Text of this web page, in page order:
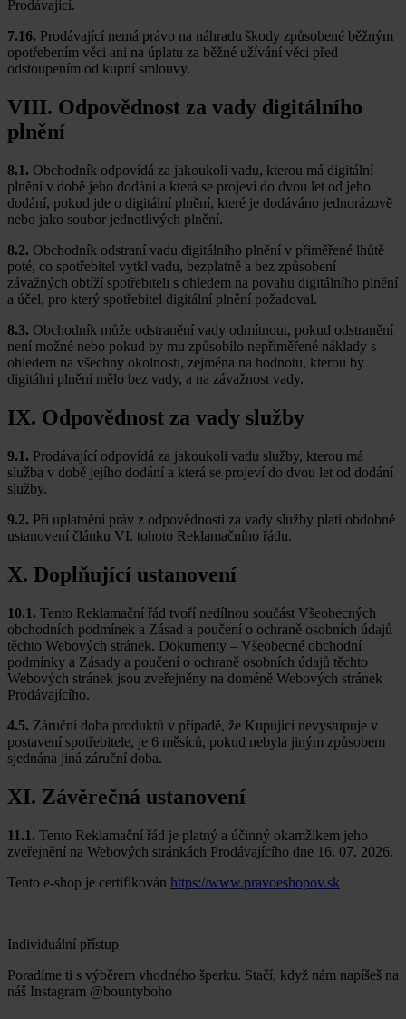
Prodávající.
7.16. Prodávající nemá právo na náhradu škody způsobené běžným
opotřebením věci ani na úplatu za běžné užívání věci před
odstoupením od kupní smlouvy.
VIII. Odpovědnost za vady digitálního
plnění
8.1. Obchodník odpovídá za jakoukoli vadu, kterou má digitální
plnění v době jeho dodání a která se projeví do dvou let od jeho
dodání, pokud jde o digitální plnění, které je dodáváno jednorázově
nebo jako soubor jednotlivých plnění.
8.2. Obchodník odstraní vadu digitálního plnění v přiměřené lhůtě
poté, co spotřebitel vytkl vadu, bezplatně a bez způsobení
závažných obtíží spotřebiteli s ohledem na povahu digitálního plnění
a účel, pro který spotřebitel digitální plnění požadoval.
8.3. Obchodník může odstranění vady odmítnout, pokud odstranění
není možné nebo pokud by mu způsobilo nepřiměřené náklady s
ohledem na všechny okolnosti, zejména na hodnotu, kterou by
digitální plnění mělo bez vady, a na závažnost vady.
IX. Odpovědnost za vady služby
9.1. Prodávající odpovídá za jakoukoli vadu služby, kterou má
služba v době jejího dodání a která se projeví do dvou let od dodání
služby.
9.2. Při uplatnění práv z odpovědnosti za vady služby platí obdobně
ustanovení článku VI. tohoto Reklamačního řádu.
X. Doplňující ustanovení
10.1. Tento Reklamační řád tvoří nedílnou součást Všeobecných
obchodních podmínek a Zásad a poučení o ochraně osobních údajů
těchto Webových stránek. Dokumenty – Všeobecné obchodní
podmínky a Zásady a poučení o ochraně osobních údajů těchto
Webových stránek jsou zveřejněny na doméně Webových stránek
Prodávajícího.
4.5. Záruční doba produktů v případě, že Kupující nevystupuje v
postavení spotřebitele, je 6 měsíců, pokud nebyla jiným způsobem
sjednána jiná záruční doba.
XI. Závěrečná ustanovení
11.1. Tento Reklamační řád je platný a účinný okamžikem jeho
zveřejnění na Webových stránkách Prodávajícího dne 16. 07. 2026.
Tento e-shop je certifikován https://www.pravoeshopov.sk
Individuální přístup
Poradíme ti s výběrem vhodného šperku. Stačí, když nám napíšeš na
náš Instagram @bountyboho